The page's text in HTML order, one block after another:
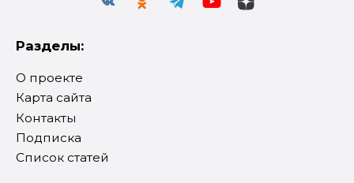
Разделы:
О проекте
Карта сайта
Контакты
Подписка
Список статей